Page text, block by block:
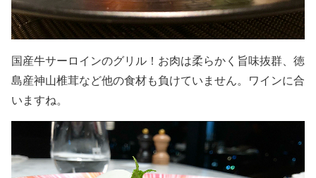
国産牛サーロインのグリル！お肉は柔らかく旨味抜群、徳
島産神山椎茸など他の食材も負けていません。ワインに合
いますね。